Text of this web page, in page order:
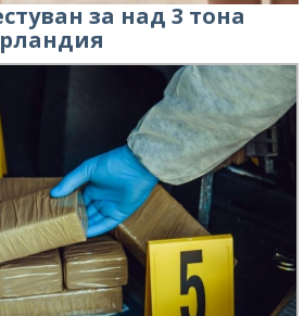
за над 3 тона